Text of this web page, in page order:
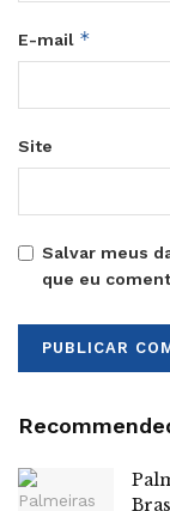
E-mail *
Site
Salvar meus
que eu